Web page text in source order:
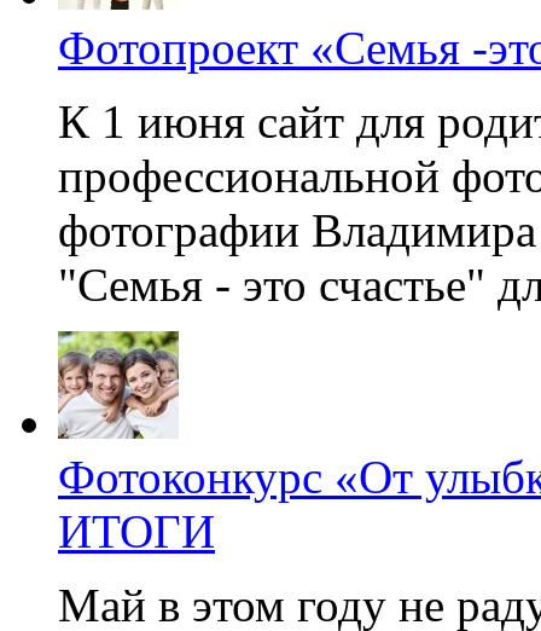
Фотопроект «Семья -
К 1 июня сайт для
профессиональной
фотографии
"Семья - это счастье"
Фотоконкурс «От
ИТОГИ
Май в этом году не